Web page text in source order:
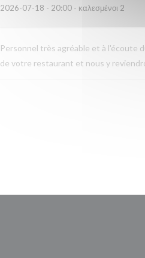
2026-07-18 - 20:00 - καλεσμένοι 2
Personnel très agréable et à l'écoute
de votre restaurant et nous y